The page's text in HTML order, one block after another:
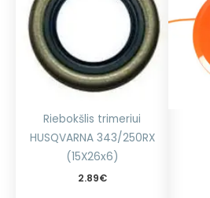
Riebokšlis trimeriui
HUSQVARNA 343/250RX
(15X26x6)
2.89€